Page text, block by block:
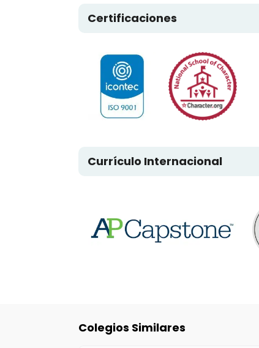
Certificaciones
Currículo Internacional
Colegios Similares